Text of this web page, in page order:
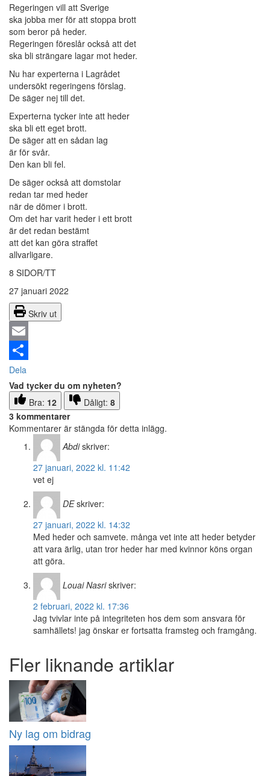
Regeringen vill att Sverige
ska jobba mer för att stoppa brott
som beror på heder.
Regeringen föreslår också att det
ska bli strängare lagar mot heder.
Nu har experterna i Lagrådet
undersökt regeringens förslag.
De säger nej till det.
Experterna tycker inte att heder
ska bli ett eget brott.
De säger att en sådan lag
är för svår.
Den kan bli fel.
De säger också att domstolar
redan tar med heder
när de dömer i brott.
Om det har varit heder i ett brott
är det redan bestämt
att det kan göra straffet
allvarligare.
8 SIDOR/TT
27 januari 2022
Skriv ut
Email
Dela
Vad tycker du om nyheten?
Bra: 12 Dåligt: 8
3 kommentarer
Kommentarer är stängda för detta inlägg.
Abdi skriver:
27 januari, 2022 kl. 11:42
vet ej
DE skriver:
27 januari, 2022 kl. 14:32
Med heder och samvete. många vet inte att heder betyder
att vara ärlig, utan tror heder har med kvinnor köns organ
att göra.
Louai Nasri skriver:
2 februari, 2022 kl. 17:36
Jag tvivlar inte på integriteten hos dem som ansvara för
samhällets! jag önskar er fortsatta framsteg och framgång.
Fler liknande artiklar
Ny lag om bidrag